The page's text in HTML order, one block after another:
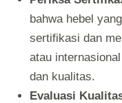
bahwa hebel
sertifikasi dan
atau
dan kualitas.
Evaluasi